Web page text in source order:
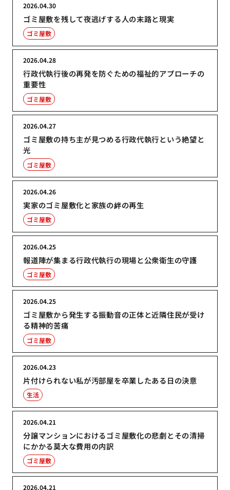
ゴミ屋敷を残して夜逃げする人の末路と現実
2026.04.30
ゴミ屋敷
行政代執行後の再発を防ぐための福祉的アプローチの
重要性
2026.04.28
ゴミ屋敷
ゴミ屋敷の持ち主が見つめる行政代執行という絶望と
光
2026.04.27
ゴミ屋敷
実家のゴミ屋敷化と家族の絆の再生
2026.04.26
ゴミ屋敷
報道陣が集まる行政代執行の現場と公衆衛生の守護
2026.04.25
ゴミ屋敷
ゴミ屋敷から発生する振動音の正体と近隣住民が受け
る精神的苦痛
2026.04.25
ゴミ屋敷
片付けられない私が汚部屋を卒業したある日の決意
2026.04.23
生活
分譲マンションにおけるゴミ屋敷化の悲劇とその清掃
にかかる莫大な費用の内訳
2026.04.21
ゴミ屋敷
2026.04.21